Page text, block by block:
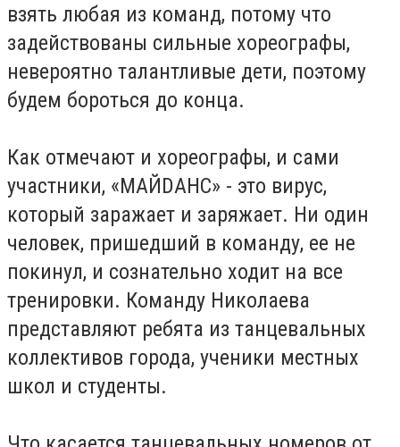
взять любая из команд, потому что
задействованы сильные хореографы,
невероятно талантливые дети, поэтому
будем бороться до конца.
Как отмечают и хореографы, и сами
участники, «МАЙDАНС» - это вирус,
который заражает и заряжает. Ни один
человек, пришедший в команду, ее не
покинул, и сознательно ходит на все
тренировки. Команду Николаева
представляют ребята из танцевальных
коллективов города, ученики местных
школ и студенты.